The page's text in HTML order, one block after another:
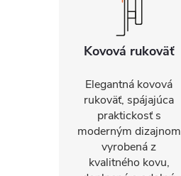
Kovová rukoväť
Elegantná kovová
rukoväť, spájajúca
praktickosť s
moderným dizajnom
vyrobená z
kvalitného kovu,